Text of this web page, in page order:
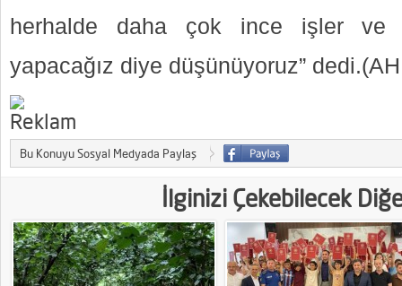
herhalde daha çok ince işler ve
yapacağız diye düşünüyoruz”
Bu Konuyu Sosyal Medyada Paylaş
İlginizi Çekebilecek